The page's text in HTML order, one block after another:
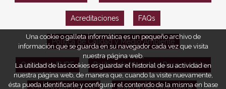
Acreditaciones FAQs
Política de Calidad y Medio Ambiente
Opiniones EUDE Política de Marketing Responsable
Una cookie o galleta informática es un pequeño archivo de
información que se guarda en su navegador cada vez que visita
nuestra página web.
La utilidad de las cookies es guardar el historial de su actividad en
nuestra página web, de manera que, cuando la visite nuevamente,
ésta pueda identificarle y configurar el contenido de la misma en base